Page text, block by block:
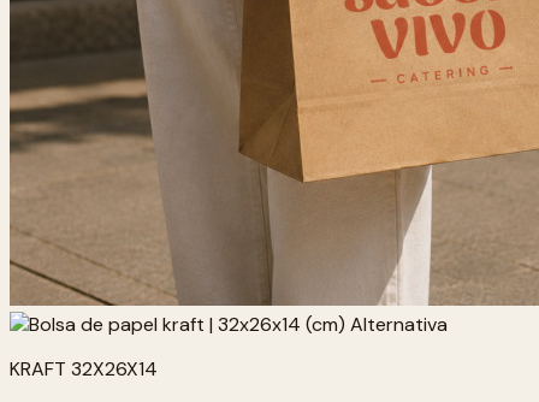
KRAFT 32X26X14